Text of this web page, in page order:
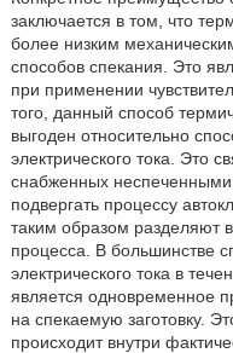
заключается в том, что
более низким
способов спекания. Это
при применении
того, данный способ
выгоден относительно
электрического тока. Это
снабженных
подвергать процессу
таким образом разделяют в
процесса. В большинстве
электрического тока в
является одновременное
на спекаемую заготовку.
происходит внутри